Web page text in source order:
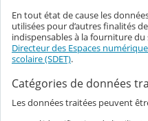
En tout état de cause les
utilisées pour d’autres finalités
indispensables à la fourniture
Directeur des Espaces
scolaire (SDET).
Catégories de données
Les données traitées peuvent